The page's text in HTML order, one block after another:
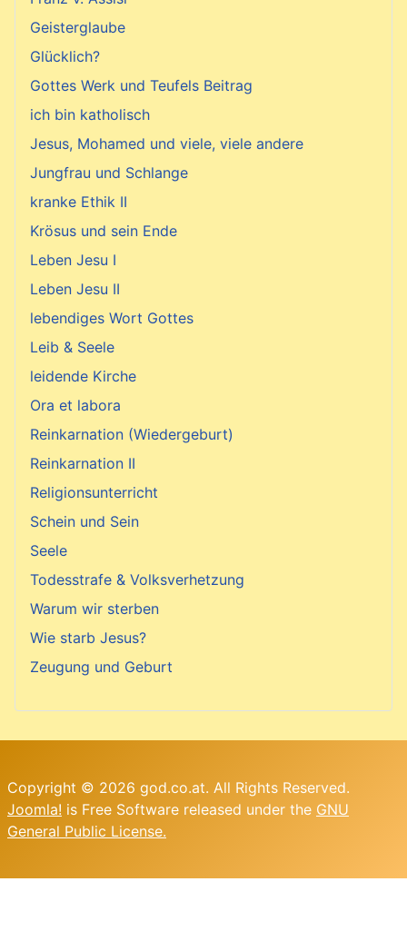
Geisterglaube
Glücklich?
Gottes Werk und Teufels Beitrag
ich bin katholisch
Jesus, Mohamed und viele, viele andere
Jungfrau und Schlange
kranke Ethik II
Krösus und sein Ende
Leben Jesu I
Leben Jesu II
lebendiges Wort Gottes
Leib & Seele
leidende Kirche
Ora et labora
Reinkarnation (Wiedergeburt)
Reinkarnation II
Religionsunterricht
Schein und Sein
Seele
Todesstrafe & Volksverhetzung
Warum wir sterben
Wie starb Jesus?
Zeugung und Geburt
Copyright © 2026 god.co.at. All Rights Reserved.
Joomla! is Free Software released under the GNU
General Public License.